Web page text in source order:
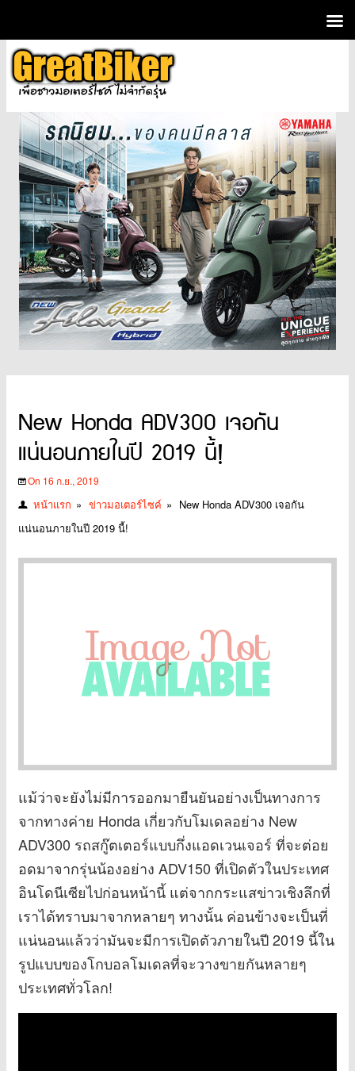
New Honda ADV300 เจอกัน
แน่นอนภายในปี 2019 นี้!
On 16 ก.ย., 2019
หน้าแรก » ข่าวมอเตอร์ไซค์ » New Honda ADV300 เจอกัน
แน่นอนภายในปี 2019 นี้!
แม้ว่าจะยังไม่มีการออกมายืนยันอย่างเป็นทางการ
จากทางค่าย Honda เกี่ยวกับโมเดลอย่าง New
ADV300 รถสกู๊ตเตอร์แบบกึ่งแอดเวนเจอร์ ที่จะต่อย
อดมาจากรุ่นน้องอย่าง ADV150 ที่เปิดตัวในประเทศ
อินโดนีเซียไปก่อนหน้านี้ แต่จากกระแสข่าวเชิงลึกที่
เราได้ทราบมาจากหลายๆ ทางนั้น ค่อนข้างจะเป็นที่
แน่นอนแล้วว่ามันจะมีการเปิดตัวภายในปี 2019 นี้ใน
รูปแบบของโกบอลโมเดลที่จะวางขายกันหลายๆ
ประเทศทั่วโลก!